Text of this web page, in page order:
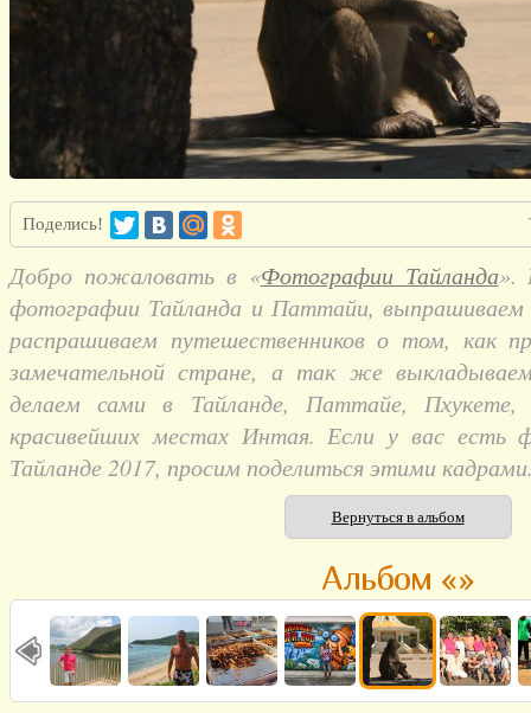
Поделись!
Добро пожаловать в «Фотографии Тайланда».
фотографии Тайланда и Паттайи, выпрашиваем
распрашиваем путешественников о том, как
замечательной стране, а так же
делаем сами в Тайланде, Паттайе,
красивейших местах Интая. Если у вас есть
Тайланде 2017, просим поделиться этими
Вернуться в альбом
Альбом «»